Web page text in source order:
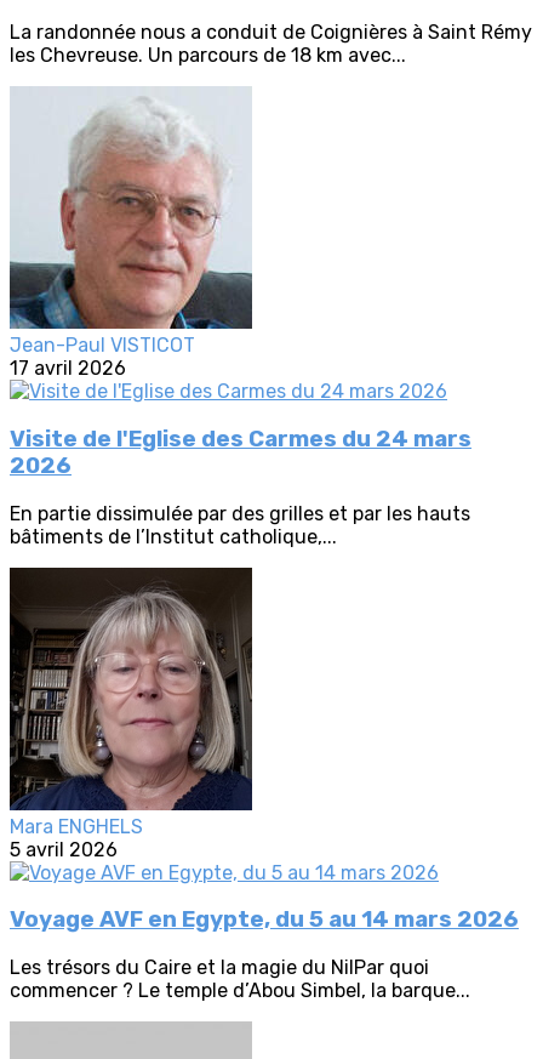
La randonnée nous a conduit de Coignières à Saint Rémy
les Chevreuse. Un parcours de 18 km avec...
Jean-Paul VISTICOT
17 avril 2026
Visite de l'Eglise des Carmes du 24 mars
2026
En partie dissimulée par des grilles et par les hauts
bâtiments de l’Institut catholique,...
Mara ENGHELS
5 avril 2026
Voyage AVF en Egypte, du 5 au 14 mars 2026
Les trésors du Caire et la magie du NilPar quoi
commencer ? Le temple d’Abou Simbel, la barque...